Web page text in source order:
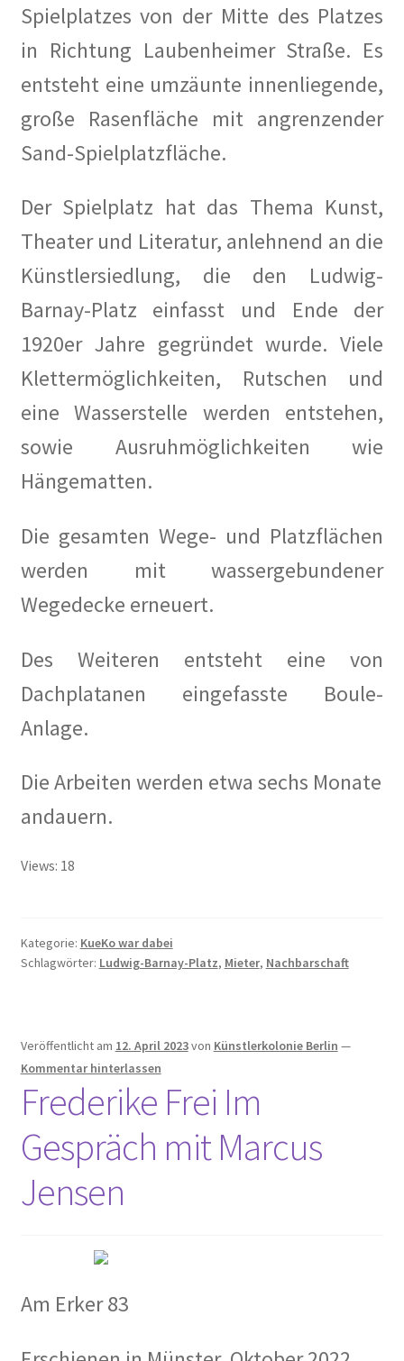
Spielplatzes von der Mitte des Platzes
in Richtung Laubenheimer Straße. Es
entsteht eine umzäunte innenliegende,
große Rasenfläche mit angrenzender
Sand-Spielplatzfläche.
Der Spielplatz hat das Thema Kunst,
Theater und Literatur, anlehnend an die
Künstlersiedlung, die den Ludwig-
Barnay-Platz einfasst und Ende der
1920er Jahre gegründet wurde. Viele
Klettermöglichkeiten, Rutschen und
eine Wasserstelle werden entstehen,
sowie Ausruhmöglichkeiten wie
Hängematten.
Die gesamten Wege- und Platzflächen
werden mit wassergebundener
Wegedecke erneuert.
Des Weiteren entsteht eine von
Dachplatanen eingefasste Boule-
Anlage.
Die Arbeiten werden etwa sechs Monate
andauern.
Views: 18
Kategorie: KueKo war dabei
Schlagwörter: Ludwig-Barnay-Platz, Mieter, Nachbarschaft
Veröffentlicht am 12. April 2023von Künstlerkolonie Berlin —
Kommentar hinterlassen
Frederike Frei Im
Gespräch mit Marcus
Jensen
Am Erker 83